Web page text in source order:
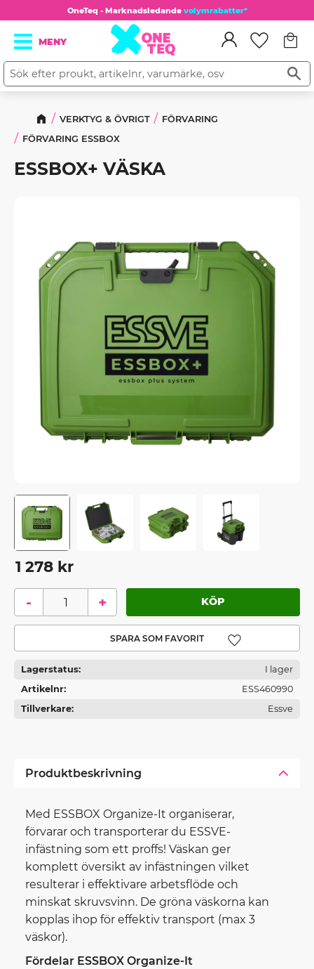
Meny
OneTeq - Marknadsledande volymrabatter*
VERKTYG & ÖVRIGT
FÖRVARING
FÖRVARING ESSBOX
ESSBOX+ VÄSKA
1 278 kr
+
-
Lägg till i favoriter
Lagerstatus
I lager
Artikelnr
ESS460990
Tillverkare
Essve
Produktbeskrivning
Med ESSBOX Organize-It organiserar,
förvarar och transporterar du ESSVE-
infästning som ett proffs! Väskan ger
komplett översikt av infästningen vilket
resulterar i effektivare arbetsflöde och
minskat skruvsvinn. De gröna väskorna kan
kopplas ihop för effektiv transport (max 3
väskor).
Fördelar ESSBOX Organize-It